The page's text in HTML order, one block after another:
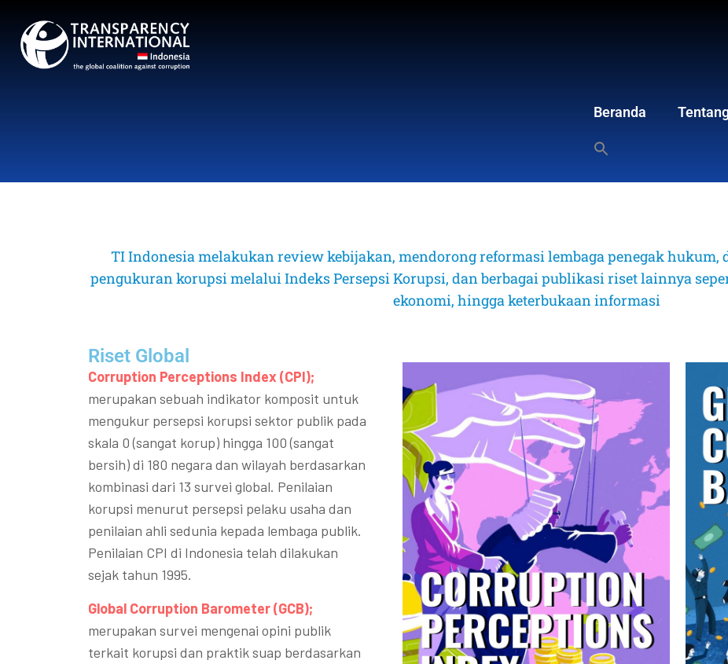
Beranda
TI Indonesia melakukan review kebijakan, mendorong reformasi lembaga penegak hukum,
pengukuran korupsi melalui Indeks Persepsi Korupsi, dan berbagai publikasi riset lainnya
ekonomi, hingga keterbukaan informasi
Riset Global​
Corruption Perceptions Index (CPI);
merupakan sebuah indikator komposit untuk
mengukur persepsi korupsi sektor publik pada
skala 0 (sangat korup) hingga 100 (sangat
bersih) di 180 negara dan wilayah berdasarkan
kombinasi dari 13 survei global. Penilaian
korupsi menurut persepsi pelaku usaha dan
penilaian ahli sedunia kepada lembaga publik.
Penilaian CPI di Indonesia telah dilakukan
sejak tahun 1995.
Global Corruption Barometer (GCB);
merupakan survei mengenai opini publik
terkait korupsi dan praktik suap berdasarkan